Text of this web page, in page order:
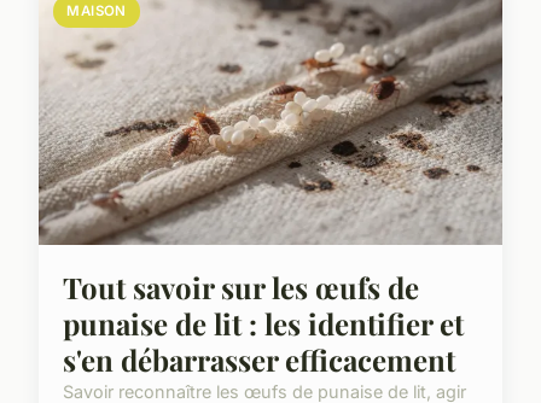
MAISON
Tout savoir sur les œufs de
punaise de lit : les identifier et
s'en débarrasser efficacement
Savoir reconnaître les œufs de punaise de lit, agir